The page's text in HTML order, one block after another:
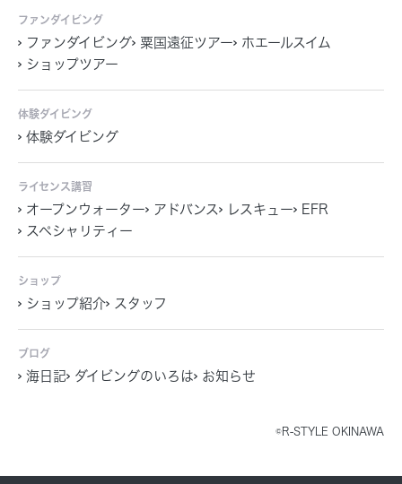
ファンダイビング
ファンダイビング 粟国遠征ツアー
ホエールスイム
ショップツアー
体験ダイビング
体験ダイビング
ライセンス講習
オープンウォーター アドバンス レスキュー
EFR
スペシャリティー
ショップ
ショップ紹介 スタッフ
ブログ
海日記 ダイビングのいろは お知らせ
©R-STYLE OKINAWA